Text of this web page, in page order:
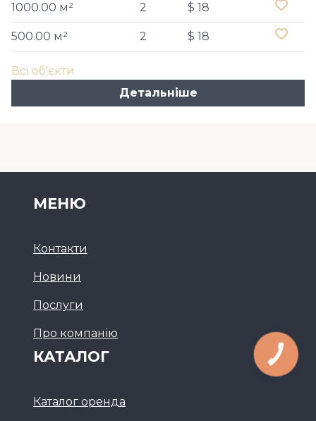
1000.00 м² 2 $ 18
500.00 м² 2 $ 18
Всі об'єкти
Детальніше
МЕНЮ
Контакти
Новини
Послуги
Про компанію
КАТАЛОГ
Каталог оренда